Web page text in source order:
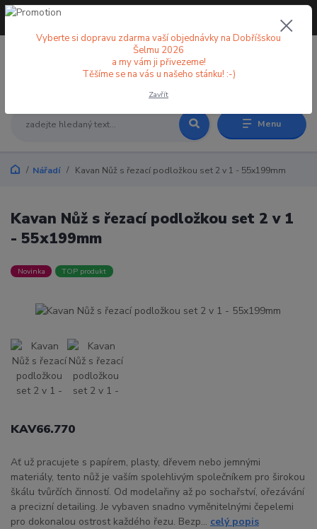
Menu
+420 773 998 582
Nářadí Kavan Nůž s řezací podložkou set 2 v 1 - 55x199mm
Kavan Nůž s řezací podložkou set 2 v 1
- 55x199mm
Novinka TOP produkt
KAV66.770
Ať už pracujete s papírem, plasty, dřevem nebo jemnými
materiály, tento nůž je vaším spolehlivým společníkem pro širokou
škálu tvůrčích činností. Od modelařiny až po sochařství, ořezávání
a precizní detailing. Je vybaven snadno vyměnitelnými čepelemi
pro dokonalou ostrost každého řezu. Bezp... celý popis
Vyberte si dopravu zdarma vaší objednávky na Dobříšskou
Šelmu 2026
a my vám ji přivezeme!
Těšíme se na vás u našeho stánku! :-)
Zavřít